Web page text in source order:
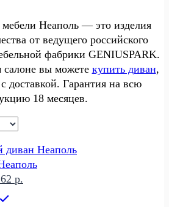
Неаполь — это изделия
от ведущего российского
фабрики GENIUSPARK.
вы можете купить диван,
доставкой. Гарантия на всю
18 месяцев.
р.